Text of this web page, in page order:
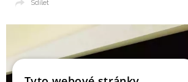
Sdílet